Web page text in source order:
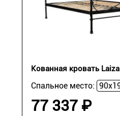
Кованная кровать Laiza
Спальное место:
77 337 ₽